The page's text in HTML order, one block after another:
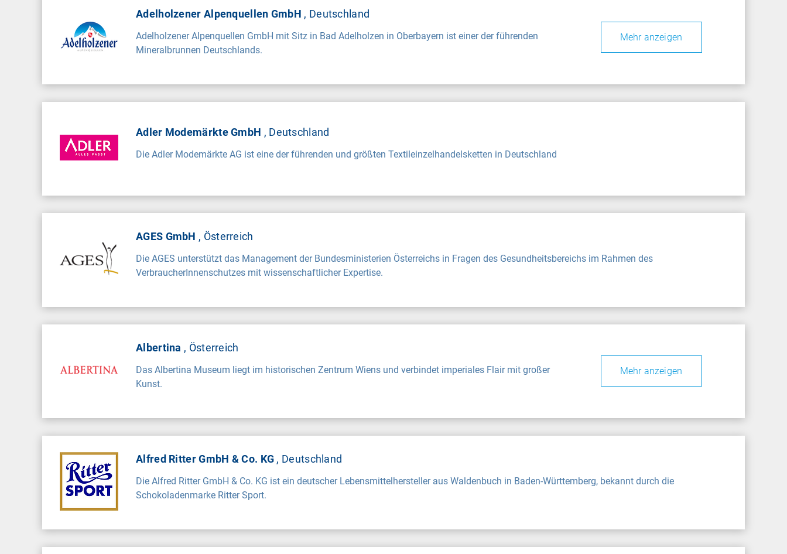
Adelholzener Alpenquellen GmbH , Deutschland
Adelholzener Alpenquellen GmbH mit Sitz in Bad Adelholzen in Oberbayern ist einer der führenden
Mineralbrunnen Deutschlands.
Mehr anzeigen
Adler Modemärkte GmbH , Deutschland
Die Adler Modemärkte AG ist eine der führenden und größten Textileinzelhandelsketten in Deutschland
AGES GmbH , Österreich
Die AGES unterstützt das Management der Bundesministerien Österreichs in Fragen des Gesundheitsbereichs im Rahmen des
VerbraucherInnenschutzes mit wissenschaftlicher Expertise.
Albertina , Österreich
Das Albertina Museum liegt im historischen Zentrum Wiens und verbindet imperiales Flair mit großer
Kunst.
Mehr anzeigen
Alfred Ritter GmbH & Co. KG , Deutschland
Die Alfred Ritter GmbH & Co. KG ist ein deutscher Lebensmittelhersteller aus Waldenbuch in Baden-Württemberg, bekannt durch die
Schokoladenmarke Ritter Sport.